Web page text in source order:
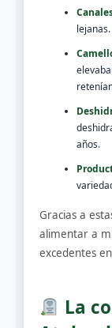
lejanas.
años.
Gracias a
alimentar a
excedentes en
La